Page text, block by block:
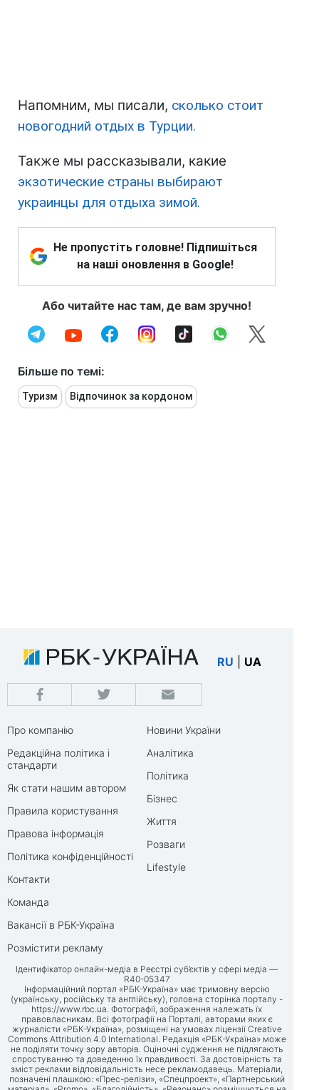
Напомним, мы писали, сколько стоит
новогодний отдых в Турции.
Также мы рассказывали, какие
экзотические страны выбирают
украинцы для отдыха зимой.
Не пропустіть головне! Підпишіться
на наші оновлення в Google!
Або читайте нас там, де вам зручно!
Більше по темі:
Туризм Відпочинок за кордоном
RU UA
Про компанію
Редакційна політика і
стандарти
Як стати нашим автором
Правила користування
Правова інформація
Політика конфіденційності
Контакти
Команда
Вакансії в РБК-Україна
Розмістити рекламу
Новини України
Аналітика
Політика
Бізнес
Життя
Розваги
Lifestyle
Ідентифікатор онлайн-медіа в Реєстрі суб’єктів у сфері медіа —
R40-05347
Інформаційний портал «РБК-Україна» має тримовну версію
(українську, російську та англійську), головна сторінка порталу -
https://www.rbc.ua. Фотографії, зображення належать їх
правовласникам. Всі фотографії на Порталі, авторами яких є
журналісти «РБК-Україна», розміщені на умовах ліцензії Creative
Commons Attribution 4.0 International. Редакція «РБК-Україна» може
не поділяти точку зору авторів. Оціночні судження не підлягають
спростуванню та доведенню їх правдивості. За достовірність та
зміст реклами відповідальність несе рекламодавець. Матеріали,
позначені плашкою: «Прес-релізи», «Спецпроект», «Партнерський